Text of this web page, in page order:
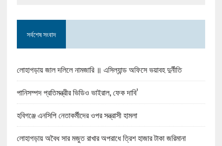
সর্বশেষ সংবাদ
লোহাগড়ায় জাল দলিলে নামজারি ॥ এসিল্যান্ড অফিসে ভয়াবহ দুর্নীতি
পানিসম্পদ প্রতিমন্ত্রীর ভিডিও ভাইরাল, ফেক দাবি’
হবিগঞ্জে এনসিপি নেতাকর্মীদের ওপর সন্ত্রাসী হামলা
লোহাগড়ায় অবৈধ সার মজুত রাখার অপরাধে ত্রিশ হাজার টাকা জরিমানা